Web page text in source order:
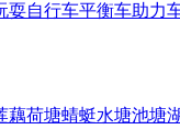
耍自行车平衡车助力
藕荷塘蜻蜓水塘池塘